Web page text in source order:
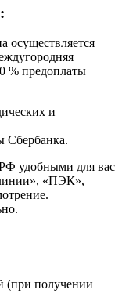
осуществляется
% предоплаты
и
Сбербанка.
удобными для вас
«ПЭК»,
(при получении